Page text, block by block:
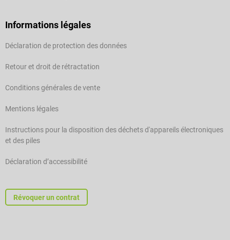
Informations légales
Déclaration de protection des données
Retour et droit de rétractation
Conditions générales de vente
Mentions légales
Instructions pour la disposition des déchets d'appareils électroniques
et des piles
Déclaration d’accessibilité
Révoquer un contrat